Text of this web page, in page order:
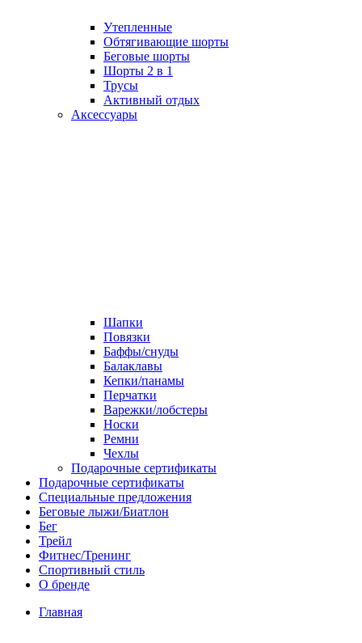
Утепленные
Обтягивающие шорты
Беговые шорты
Шорты 2 в 1
Трусы
Активный отдых
Аксессуары
Шапки
Повязки
Баффы/снуды
Балаклавы
Кепки/панамы
Перчатки
Варежки/лобстеры
Носки
Ремни
Чехлы
Подарочные сертификаты
Подарочные сертификаты
Специальные предложения
Беговые лыжи/Биатлон
Бег
Трейл
Фитнес/Тренинг
Спортивный стиль
О бренде
Главная